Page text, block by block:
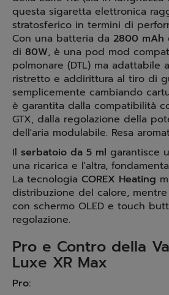
questa sigaretta elettronica
stratosferico in termini di
Con una batteria da 2800 mAh
di 80W, è una pod mod
polmonare (DTL) ma adattabile
ristretto e addirittura al tiro di
semplicemente cambiando
è garantita dalla compatibilità
GTX, dalla regolazione della
dell'aria modulabile. Resa
Il serbatoio da 5 ml garantisce
una ricarica e l'altra,
La tecnologia COREX Heating
distribuzione del calore,
con schermo OLED e touch
regolazione.
Pro e Contro della
Luxe XR Max
Pro: